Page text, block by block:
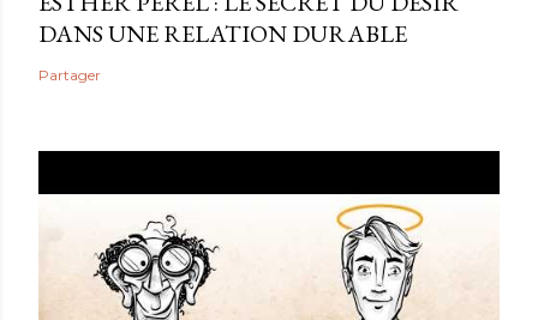
DANS UNE RELATION DURABLE
Partager